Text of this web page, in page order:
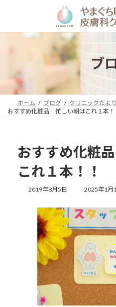
ン
プ
ー
動
ブ
ホーム ブログ
クリニックだより
おすすめ化粧品 忙しい朝はこれ１本！
おすすめ化粧
これ１本！！
2019年8月5日
最
更
新
時
2025年1月